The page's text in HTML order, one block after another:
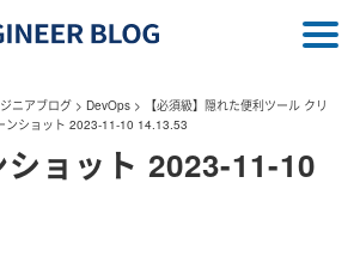
ニアブログ > DevOps >
【必須級】隠れた便利ツール クリ
ンショット 2023-11-10 14.13.53
ショット 2023-11-10